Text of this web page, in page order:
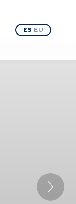
ES EU